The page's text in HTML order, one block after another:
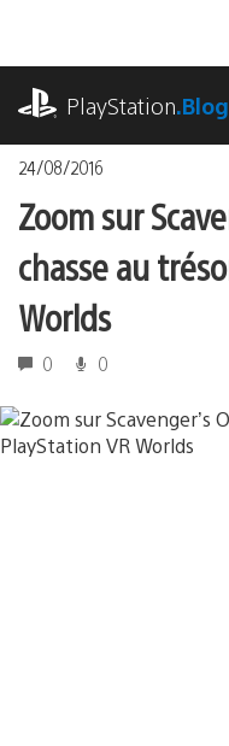
contenu
PlayStation.Blog
24/08/2016
Zoom sur
chasse au
Worlds
0 0